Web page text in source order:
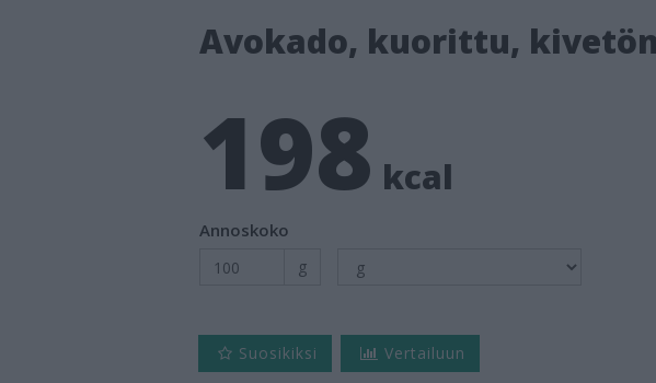
Avokado, kuorittu, kivetön
198 kcal
Annoskoko
g
Suosikiksi Vertailuun